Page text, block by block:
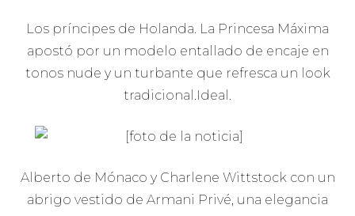
Los príncipes de Holanda. La Princesa Máxima
apostó por un modelo entallado de encaje en
tonos nude y un turbante que refresca un look
tradicional.Ideal.
Alberto de Mónaco y Charlene Wittstock con un
abrigo vestido de Armani Privé, una elegancia